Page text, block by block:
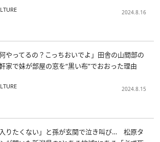
2024.8.16
やってるの？こっちおいでよ」田舎の山間部の
家で妹が部屋の窓を“黒い布”でおおった理由
2024.8.15
りたくない」と孫が玄関で泣き叫び… 松原タ